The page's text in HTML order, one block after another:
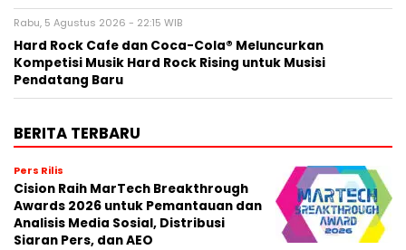
Rabu, 5 Agustus 2026 - 22:15 WIB
Hard Rock Cafe dan Coca-Cola® Meluncurkan
Kompetisi Musik Hard Rock Rising untuk Musisi
Pendatang Baru
BERITA TERBARU
Pers Rilis
Cision Raih MarTech Breakthrough
Awards 2026 untuk Pemantauan dan
Analisis Media Sosial, Distribusi
Siaran Pers, dan AEO